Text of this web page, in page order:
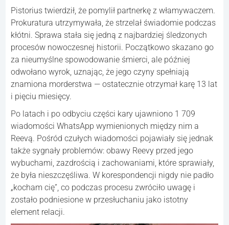
Pistorius twierdził, że pomylił partnerkę z włamywaczem.
Prokuratura utrzymywała, że strzelał świadomie podczas
kłótni. Sprawa stała się jedną z najbardziej śledzonych
procesów nowoczesnej historii. Początkowo skazano go
za nieumyślne spowodowanie śmierci, ale później
odwołano wyrok, uznając, że jego czyny spełniają
znamiona morderstwa — ostatecznie otrzymał karę 13 lat
i pięciu miesięcy.
Po latach i po odbyciu części kary ujawniono 1 709
wiadomości WhatsApp wymienionych między nim a
Reevą. Pośród czułych wiadomości pojawiały się jednak
także sygnały problemów: obawy Reevy przed jego
wybuchami, zazdrością i zachowaniami, które sprawiały,
że była nieszczęśliwa. W korespondencji nigdy nie padło
„kocham cię”, co podczas procesu zwróciło uwagę i
zostało podniesione w przesłuchaniu jako istotny
element relacji.